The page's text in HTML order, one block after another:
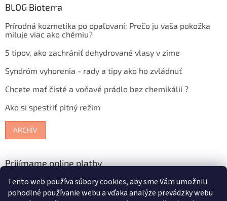
Tento web používa súbory cookies, aby sme Vám umožnili
pohodlné používanie webu a vďaka analýze prevádzky webu
BLOG Bioterra
Prírodná kozmetika po opaľovaní: Prečo ju vaša pokožka
miluje viac ako chémiu?
5 tipov, ako zachrániť dehydrované vlasy v zime
Syndróm vyhorenia - rady a tipy ako ho zvládnuť
Chcete mať čisté a voňavé prádlo bez chemikálií ?
Ako si spestriť pitný režim
ARCHÍV
Prijímame online platby